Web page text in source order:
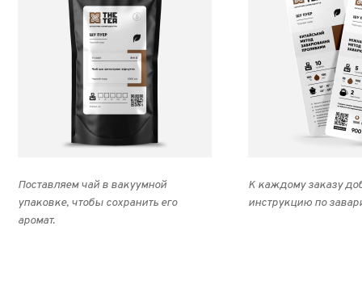
Поставляем чай в вакуумной
упаковке, чтобы сохранить его
аромат.
К каждому заказу
инструкцию по